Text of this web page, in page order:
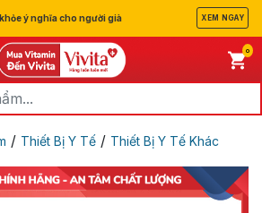
ý nghĩa cho người già XEM NGAY
0
/ Thiết Bị Y Tế / Thiết Bị Y Tế Khác